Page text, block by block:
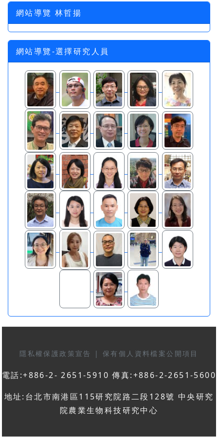
網站導覽 林哲揚
網站導覽-選擇研究人員
隱私權保護政策宣告 | 保有個人資料檔案公開項目
電話:+886-2- 2651-5910 傳真:+886-2-2651-5600
地址:台北市南港區115研究院路二段128號 中央研究
院農業生物科技研究中心